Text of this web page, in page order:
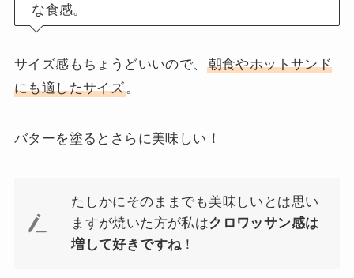
な食感。
サイズ感もちょうどいいので、
朝食やホットサンド
にも適したサイズ。
バターを塗るとさらに美味しい！
たしかにそのままでも美味しいとは思い
ますが焼いた方が私はクロワッサン感は
増して好きですね！